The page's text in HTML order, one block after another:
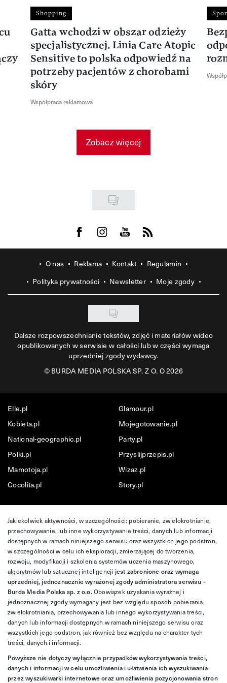
Shopping
Gatta wchodzi w obszar odzieży
specjalistycznej. Linia Care Atopic
Sensitive to polska odpowiedź na
potrzeby pacjentów z chorobami
skóry
Współpraca reklamowa
Zobacz więcej
Visit us on Facebook
Visit us on Instagram
Visit us on Youtube
Visit us on Rss
O nas Reklama Kontakt
Regulamin
Polityka prywatności
Newsletter Moje zgody
Dalsze rozpowszechnianie tekstów, zdjęć i materiałów wideo
opublikowanych w serwisie w całości lub w części wymaga
uprzedniej zgody wydawcy.
©BURDA MEDIA POLSKA SP. Z O. O 2026
Elle.pl
Glamour.pl
Kobieta.pl
Mojegotowanie.pl
National-geographic.pl
Party.pl
Polki.pl
Przyslijprzepis.pl
Mamotoja.pl
Wizaz.pl
Cocolita.pl
Story.pl
Jakiekolwiek aktywności, w szczególności: pobieranie, zwielokrotnianie,
przechowywanie, lub inne wykorzystywanie treści, danych lub informacji
dostępnych w ramach niniejszego serwisu oraz wszystkich jego podstron,
w szczególności w celu ich eksploracji, zmierzającej do tworzenia,
rozwoju, modyfikacji i szkolenia systemów uczenia maszynowego,
algorytmów lub sztucznej inteligencji jest zabronione oraz wymaga
uprzedniej, jednoznacznie wyrażonej zgody administratora serwisu –
Burda Media Polska sp. z o.o.Obowiązek uzyskania wyraźnej i
jednoznacznej zgody wymagany jest bez względu sposób pobierania,
zwielokrotniania, przechowywania lub innego wykorzystywania treści,
danych lub informacji dostępnych w ramach niniejszego serwisu oraz
wszystkich jego podstron, jak również bez względu na charakter tych
treści, danych i informacji.
Powyższe nie dotyczy wyłącznie przypadków wykorzystywania treści,
danych i informacji w celu umożliwienia i ułatwienia ich wyszukiwania
przez wyszukiwarki internetowe oraz umożliwienia pozycjonowania stron